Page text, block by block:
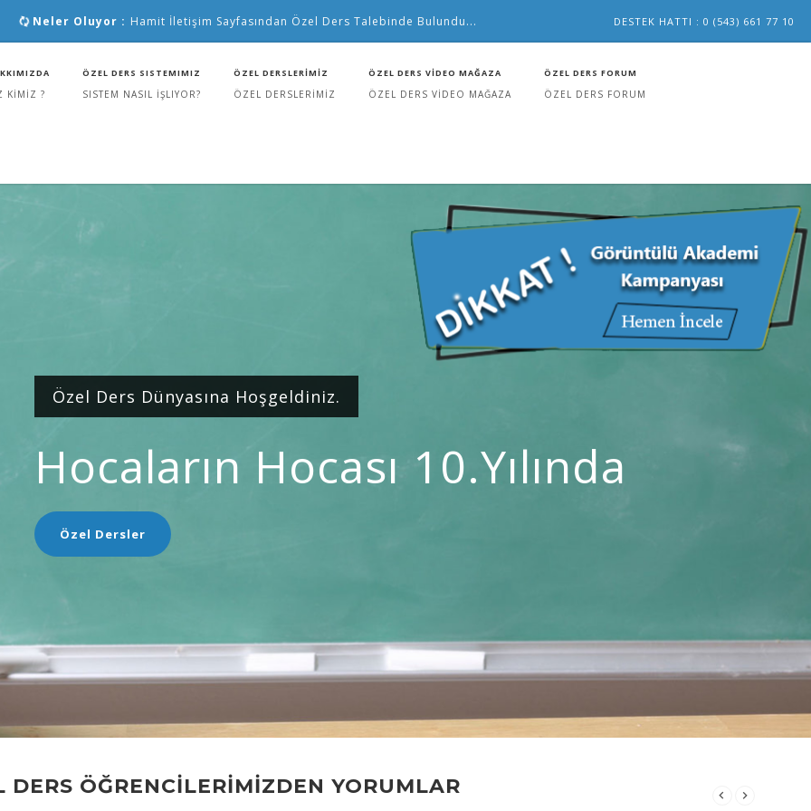
Neler Oluyor : Hamit İletişim Sayfasından Özel Ders Talebinde Bulundu... DESTEK HATTI : 0 (543) 661 77 10
KİMİZ ?
ÖZEL DERS SISTEMIMIZ
SISTEM NASIL İŞLIYOR?
ÖZEL DERSLERİMİZ
ÖZEL DERSLERİMİZ
ÖZEL DERS VİDEO MAĞAZA
ÖZEL DERS VİDEO MAĞAZA
ÖZEL DERS FORUM
ÖZEL DERS FORUM
Özel Ders Dünyasına Hoşgeldiniz.
Hocaların Hocası 10.yılında
Özel Dersler
DERS ÖĞRENCİLERİMİZDEN YORUMLAR